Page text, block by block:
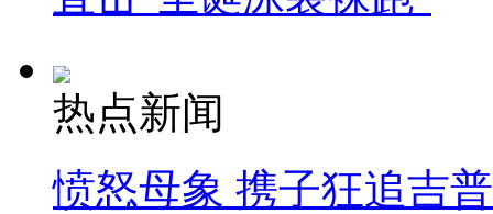
热点新闻
愤怒母象 携子狂追吉